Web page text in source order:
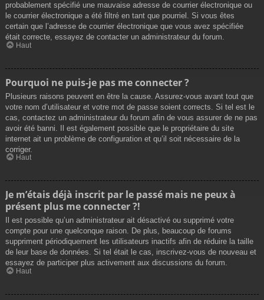
probablement spécifié une mauvaise adresse de courrier électronique ou
le courrier électronique a été filtré en tant que pourriel. Si vous êtes
certain que l’adresse de courrier électronique que vous avez spécifiée
était correcte, essayez de contacter un administrateur du forum.
Haut
Pourquoi ne puis-je pas me connecter ?
Plusieurs raisons peuvent en être la cause. Assurez-vous avant tout que
votre nom d’utilisateur et votre mot de passe soient corrects. Si tel est le
cas, contactez un administrateur du forum afin de vous assurer de ne pas
avoir été banni. Il est également possible que le propriétaire du site
internet ait un problème de configuration et qu’il soit nécessaire de la
corriger.
Haut
Je m’étais déjà inscrit par le passé mais ne peux à
présent plus me connecter ?!
Il est possible qu’un administrateur ait désactivé ou supprimé votre
compte pour une quelconque raison. De plus, beaucoup de forums
suppriment périodiquement les utilisateurs inactifs afin de réduire la taille
de leur base de données. Si tel était le cas, inscrivez-vous de nouveau et
essayez de participer plus activement aux discussions du forum.
Haut